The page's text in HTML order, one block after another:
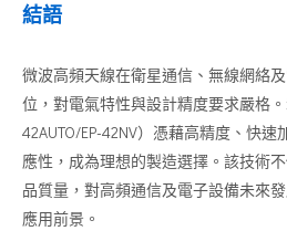
結語
微波高頻天線在衛星通信、無線網絡
位，對電氣特性與設計精度要求嚴格
42AUTO/EP-42NV）憑藉高精度、快
應性，成為理想的製造選擇。該技術
品質量，對高頻通信及電子設備未來
應用前景。